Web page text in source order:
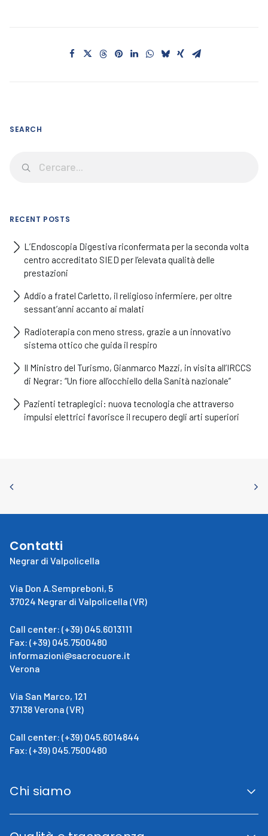
SEARCH
RECENT POSTS
L’Endoscopia Digestiva riconfermata per la seconda volta
centro accreditato SIED per l’elevata qualità delle
prestazioni
Addio a fratel Carletto, il religioso infermiere, per oltre
sessant’anni accanto ai malati
Radioterapia con meno stress, grazie a un innovativo
sistema ottico che guida il respiro
Il Ministro del Turismo, Gianmarco Mazzi, in visita all’IRCCS
di Negrar: “Un fiore all’occhiello della Sanità nazionale”
Pazienti tetraplegici: nuova tecnologia che attraverso
impulsi elettrici favorisce il recupero degli arti superiori
Contatti
Negrar di Valpolicella
Via Don A.Sempreboni, 5
37024 Negrar di Valpolicella (VR)
Call center: (+39) 045.6013111
Fax: (+39) 045.7500480
informazioni@sacrocuore.it
Verona
Via San Marco, 121
37138 Verona (VR)
Call center: (+39) 045.6014844
Fax: (+39) 045.7500480
Chi siamo
San Giovanni Calabria